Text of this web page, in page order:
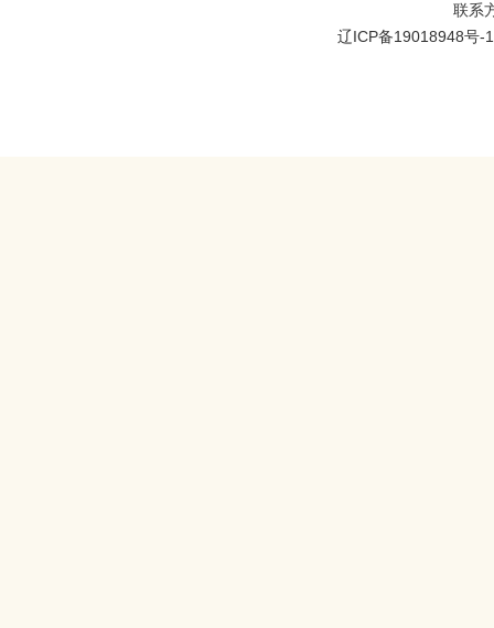
联系
辽ICP备19018948号-1